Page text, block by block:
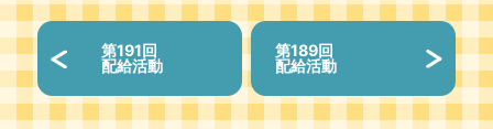
第191回
配給活動
第189回
配給活動